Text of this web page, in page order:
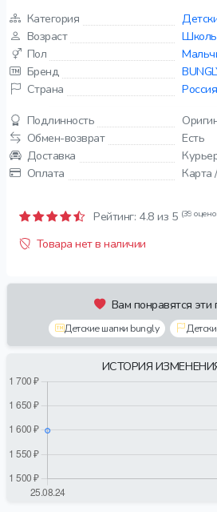
Категория
Возраст
Пол
Бренд
Страна
Россия
Подлинность
Обмен-возврат
Есть
Доставка
Оплата
Карта
Рейтинг: 4.8 из 5 (39
Товара нет в наличии
Вам понравятся эти
Детские шапки bungly
ИСТОРИЯ